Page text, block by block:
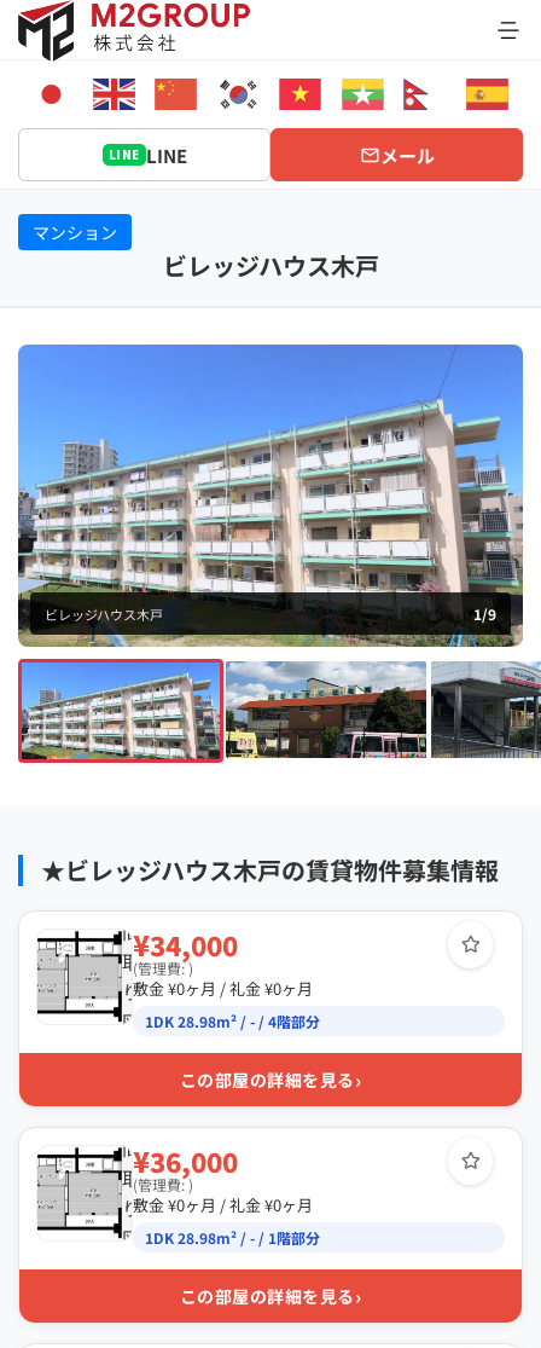
Bỏ
qua
dung
LINE LINE メール
マンション
ビレッジハウス木戸
ビレッジハウス木戸 1/9
★ビレッジハウス木戸の賃貸物件募集情報
間
取
り
図
¥34,000
(管理費: )
敷金 ¥0ヶ月 / 礼金 ¥0ヶ月
1DK 28.98m² / - / 4階部分
この部屋の詳細を見る›
間
取
り
図
¥36,000
(管理費: )
敷金 ¥0ヶ月 / 礼金 ¥0ヶ月
1DK 28.98m² / - / 1階部分
この部屋の詳細を見る›